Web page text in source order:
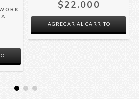
$22.000
AGREGAR AL CARRITO